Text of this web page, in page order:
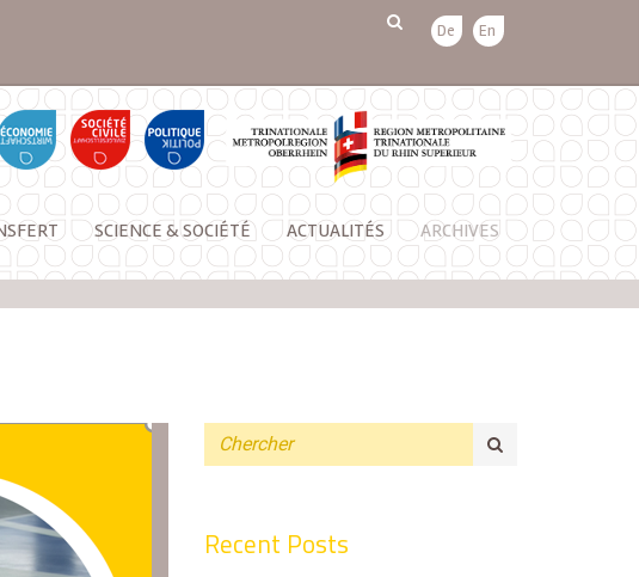
De En
SCIENCE & SOCIÉTÉ ACTUALITÉS ARCHIVES
Recent Posts